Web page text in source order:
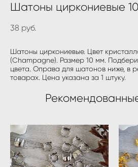
Шатоны циркониевые 10
38 pуб.
Шатоны циркониевые. Цвет
(Champagne). Размер 10 мм.
цвета. Оправа для шатонов ниже, в
товарах. Цена указана за 1 штуку.